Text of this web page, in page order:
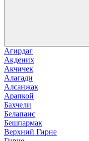
Агирдаг
Акдених
Акчичек
Алагади
Алсанжак
Арапкой
Бахчели
Белапаис
Бешпармак
Верхний Гирне